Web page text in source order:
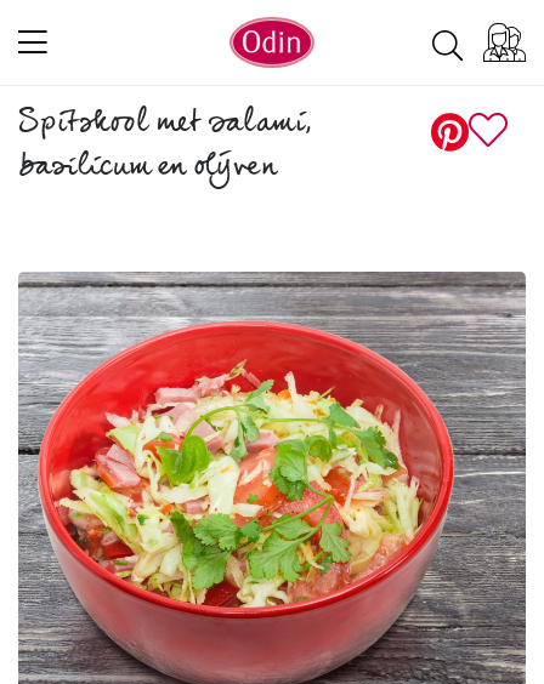
Spitskool met salami,
basilicum en olijven